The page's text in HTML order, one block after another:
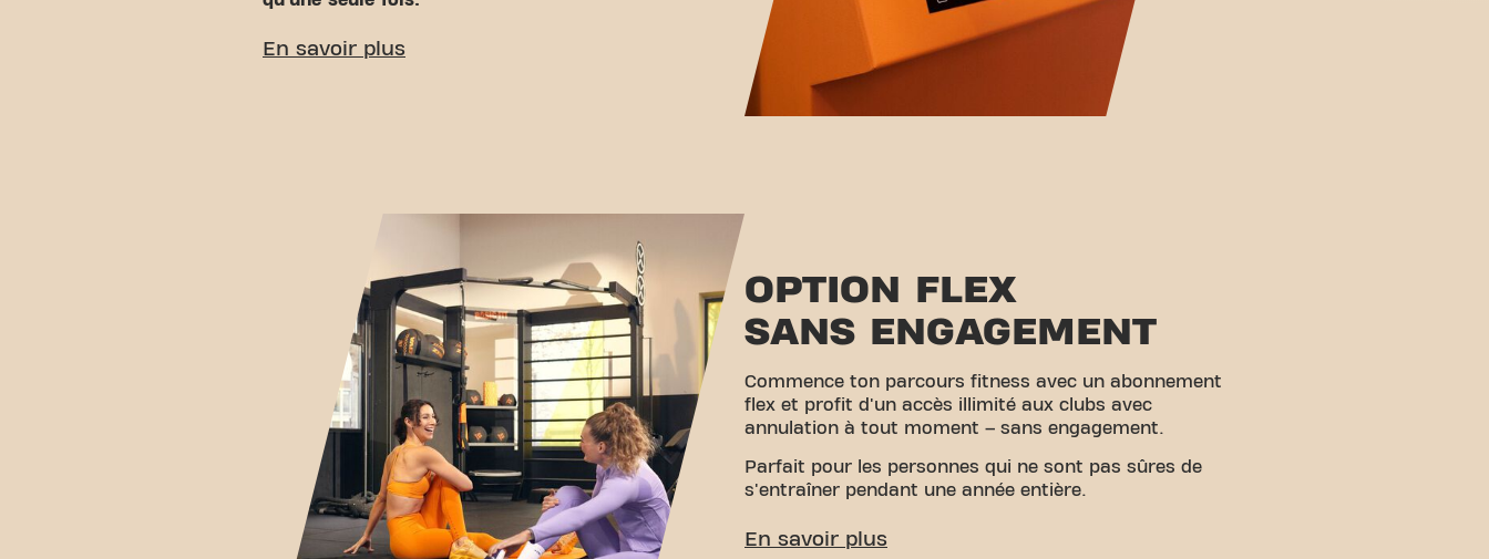
OPTION FLEX
SANS ENGAGEMENT
Commence ton parcours fitness avec un abonnement
flex et profit d'un accès illimité aux clubs avec
annulation à tout moment – sans engagement.
Parfait pour les personnes qui ne sont pas sûres de
s'entraîner pendant une année entière.